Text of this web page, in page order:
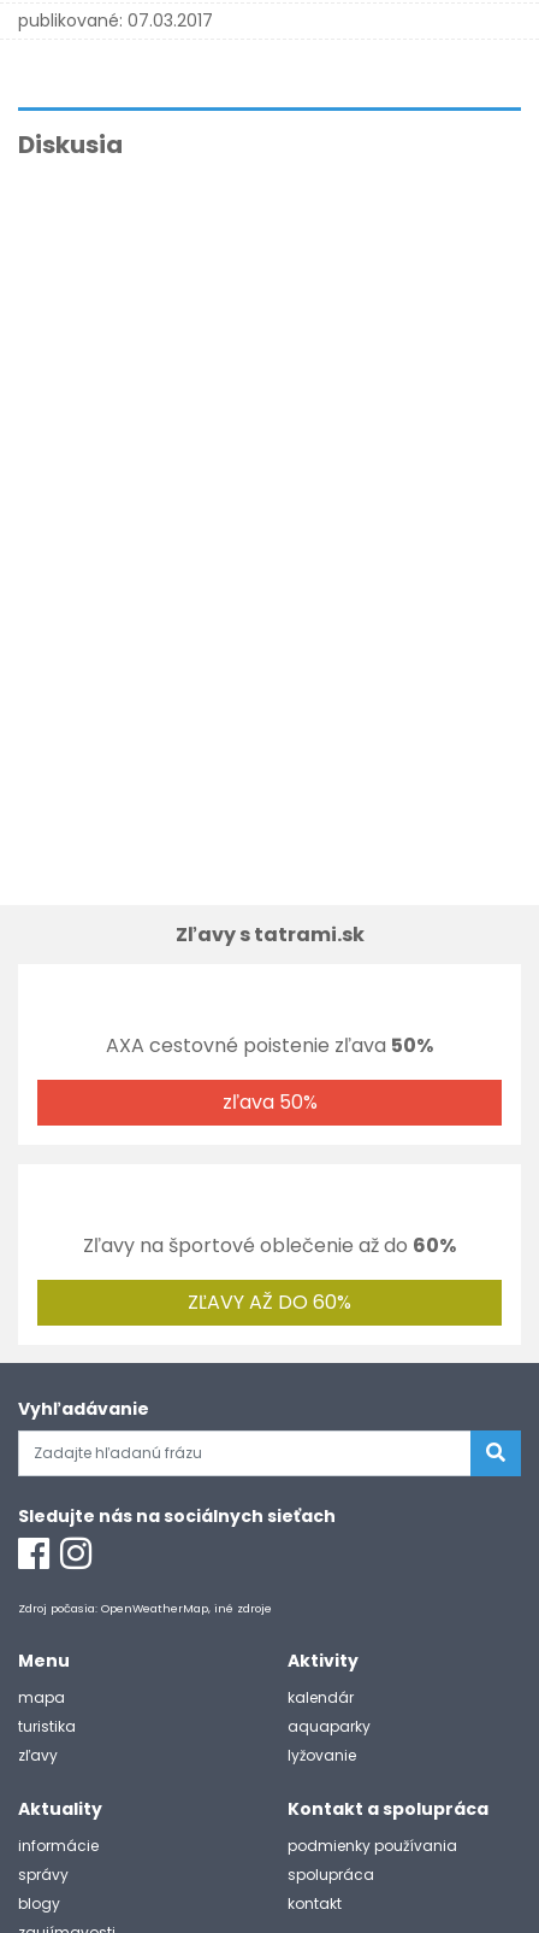
publikované: 07.03.2017
Diskusia
Zľavy s tatrami.sk
AXA cestovné poistenie zľava 50%
zľava 50%
Zľavy na športové oblečenie až do 60%
ZĽAVY AŽ DO 60%
Vyhľadávanie
Sledujte nás na sociálnych sieťach
Zdroj počasia: OpenWeatherMap, iné zdroje
Menu
mapa
turistika
zľavy
Aktivity
kalendár
aquaparky
lyžovanie
Aktuality
informácie
správy
blogy
Kontakt a spolupráca
podmienky používania
spolupráca
kontakt